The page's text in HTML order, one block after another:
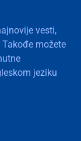
vesti,
možete
jeziku